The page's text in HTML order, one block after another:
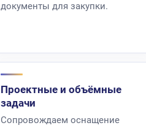
документы для закупки.
Проектные и объёмные
задачи
Сопровождаем оснащение